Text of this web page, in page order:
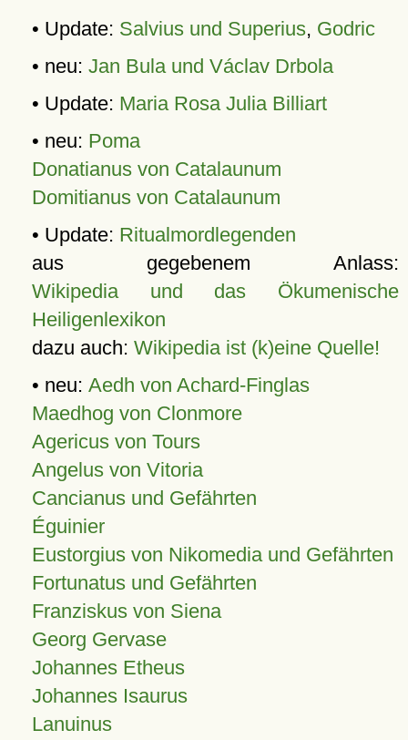
• Update: Salvius und Superius, Godric
• neu: Jan Bula und Václav Drbola
• Update: Maria Rosa Julia Billiart
• neu: Poma
Donatianus von Catalaunum
Domitianus von Catalaunum
• Update: Ritualmordlegenden
aus gegebenem Anlass:
Wikipedia und das Ökumenische
Heiligenlexikon
dazu auch: Wikipedia ist (k)eine Quelle!
• neu: Aedh von Achard-Finglas
Maedhog von Clonmore
Agericus von Tours
Angelus von Vitoria
Cancianus und Gefährten
Éguinier
Eustorgius von Nikomedia und Gefährten
Fortunatus und Gefährten
Franziskus von Siena
Georg Gervase
Johannes Etheus
Johannes Isaurus
Lanuinus